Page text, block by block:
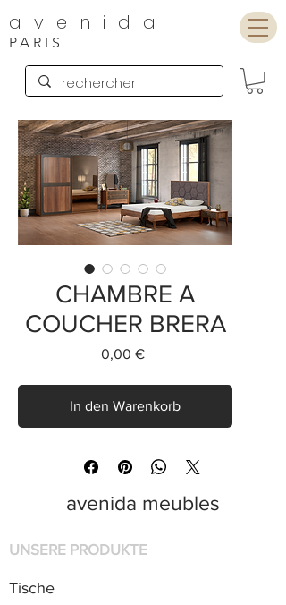
avenida
PARIS
CHAMBRE A
COUCHER BRERA
0,00 €Preis
In den Warenkorb
avenida meubles
UNSERE PRODUKTE
Tische